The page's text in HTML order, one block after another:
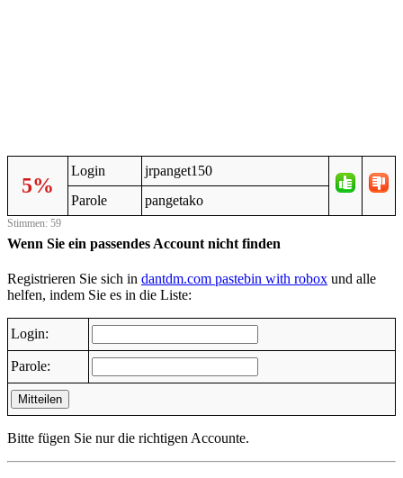
5%
Login
jrpanget150
Parole
pangetako
Stimmen: 59
Wenn Sie ein passendes Account nicht finden
Registrieren Sie sich in dantdm.com pastebin with robox und alle
helfen, indem Sie es in die Liste:
Login:
Parole:
Mitteilen
Bitte fügen Sie nur die richtigen Accounte.